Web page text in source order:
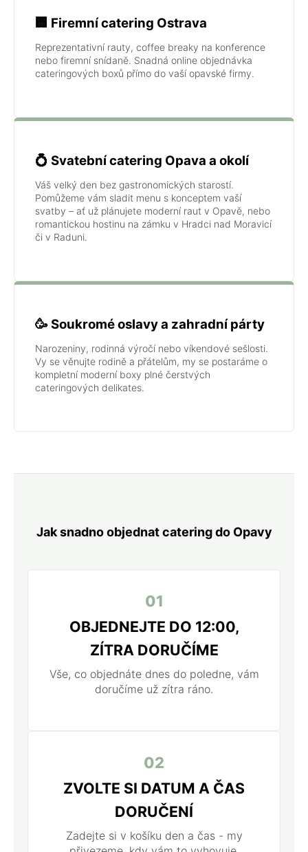
🏢 Firemní catering Ostrava
Reprezentativní rauty, coffee breaky na konference
nebo firemní snídaně. Snadná online objednávka
cateringových boxů přímo do vaší opavské firmy.
💍 Svatební catering Opava a okolí
Váš velký den bez gastronomických starostí.
Pomůžeme vám sladit menu s konceptem vaší
svatby – ať už plánujete moderní raut v Opavě, nebo
romantickou hostinu na zámku v Hradci nad Moravicí
či v Raduni.
🥳 Soukromé oslavy a zahradní párty
Narozeniny, rodinná výročí nebo víkendové sešlosti.
Vy se věnujte rodině a přátelům, my se postaráme o
kompletní moderní boxy plné čerstvých
cateringových delikates.
Jak snadno objednat catering do Opavy
01
OBJEDNEJTE DO 12:00,
ZÍTRA DORUČÍME
Vše, co objednáte dnes do poledne, vám
doručíme už zítra ráno.
02
ZVOLTE SI DATUM A ČAS
DORUČENÍ
Zadejte si v košíku den a čas - my